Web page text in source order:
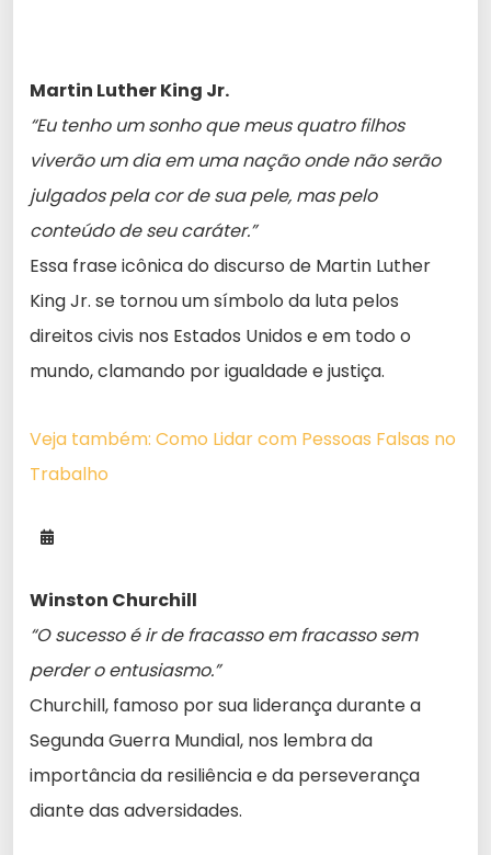
Martin Luther King Jr.
“Eu tenho um sonho que meus quatro filhos
viverão um dia em uma nação onde não serão
julgados pela cor de sua pele, mas pelo
conteúdo de seu caráter.”
Essa frase icônica do discurso de Martin Luther
King Jr. se tornou um símbolo da luta pelos
direitos civis nos Estados Unidos e em todo o
mundo, clamando por igualdade e justiça.
Veja também: Como Lidar com Pessoas Falsas no
Trabalho
Winston Churchill
“O sucesso é ir de fracasso em fracasso sem
perder o entusiasmo.”
Churchill, famoso por sua liderança durante a
Segunda Guerra Mundial, nos lembra da
importância da resiliência e da perseverança
diante das adversidades.